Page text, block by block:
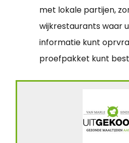
met lokale partijen,
wijkrestaurants waar
informatie kunt
proefpakket kunt